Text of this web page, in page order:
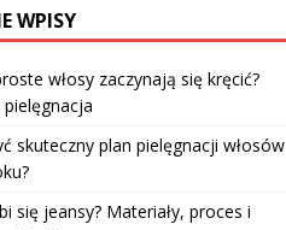
WPISY
włosy zaczynają się kręcić?
pielęgnacja
skuteczny plan pielęgnacji włosów
się jeansy? Materiały, proces i